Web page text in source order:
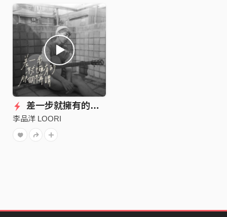
差一步就擁有的那個稱謂
李品洋 LOORI